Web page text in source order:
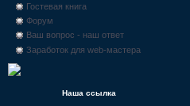
Гостевая книга
Форум
Ваш вопрос - наш ответ
Заработок для web-мастера
Наша ссылка